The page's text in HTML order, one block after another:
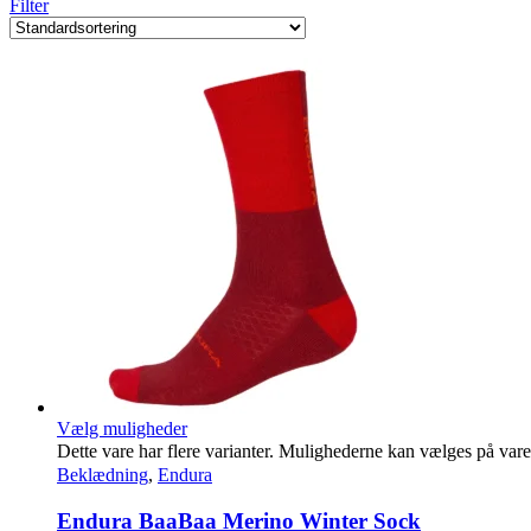
Filter
Vælg muligheder
Dette vare har flere varianter. Mulighederne kan vælges på
Beklædning, Endura
Endura BaaBaa Merino Winter Sock